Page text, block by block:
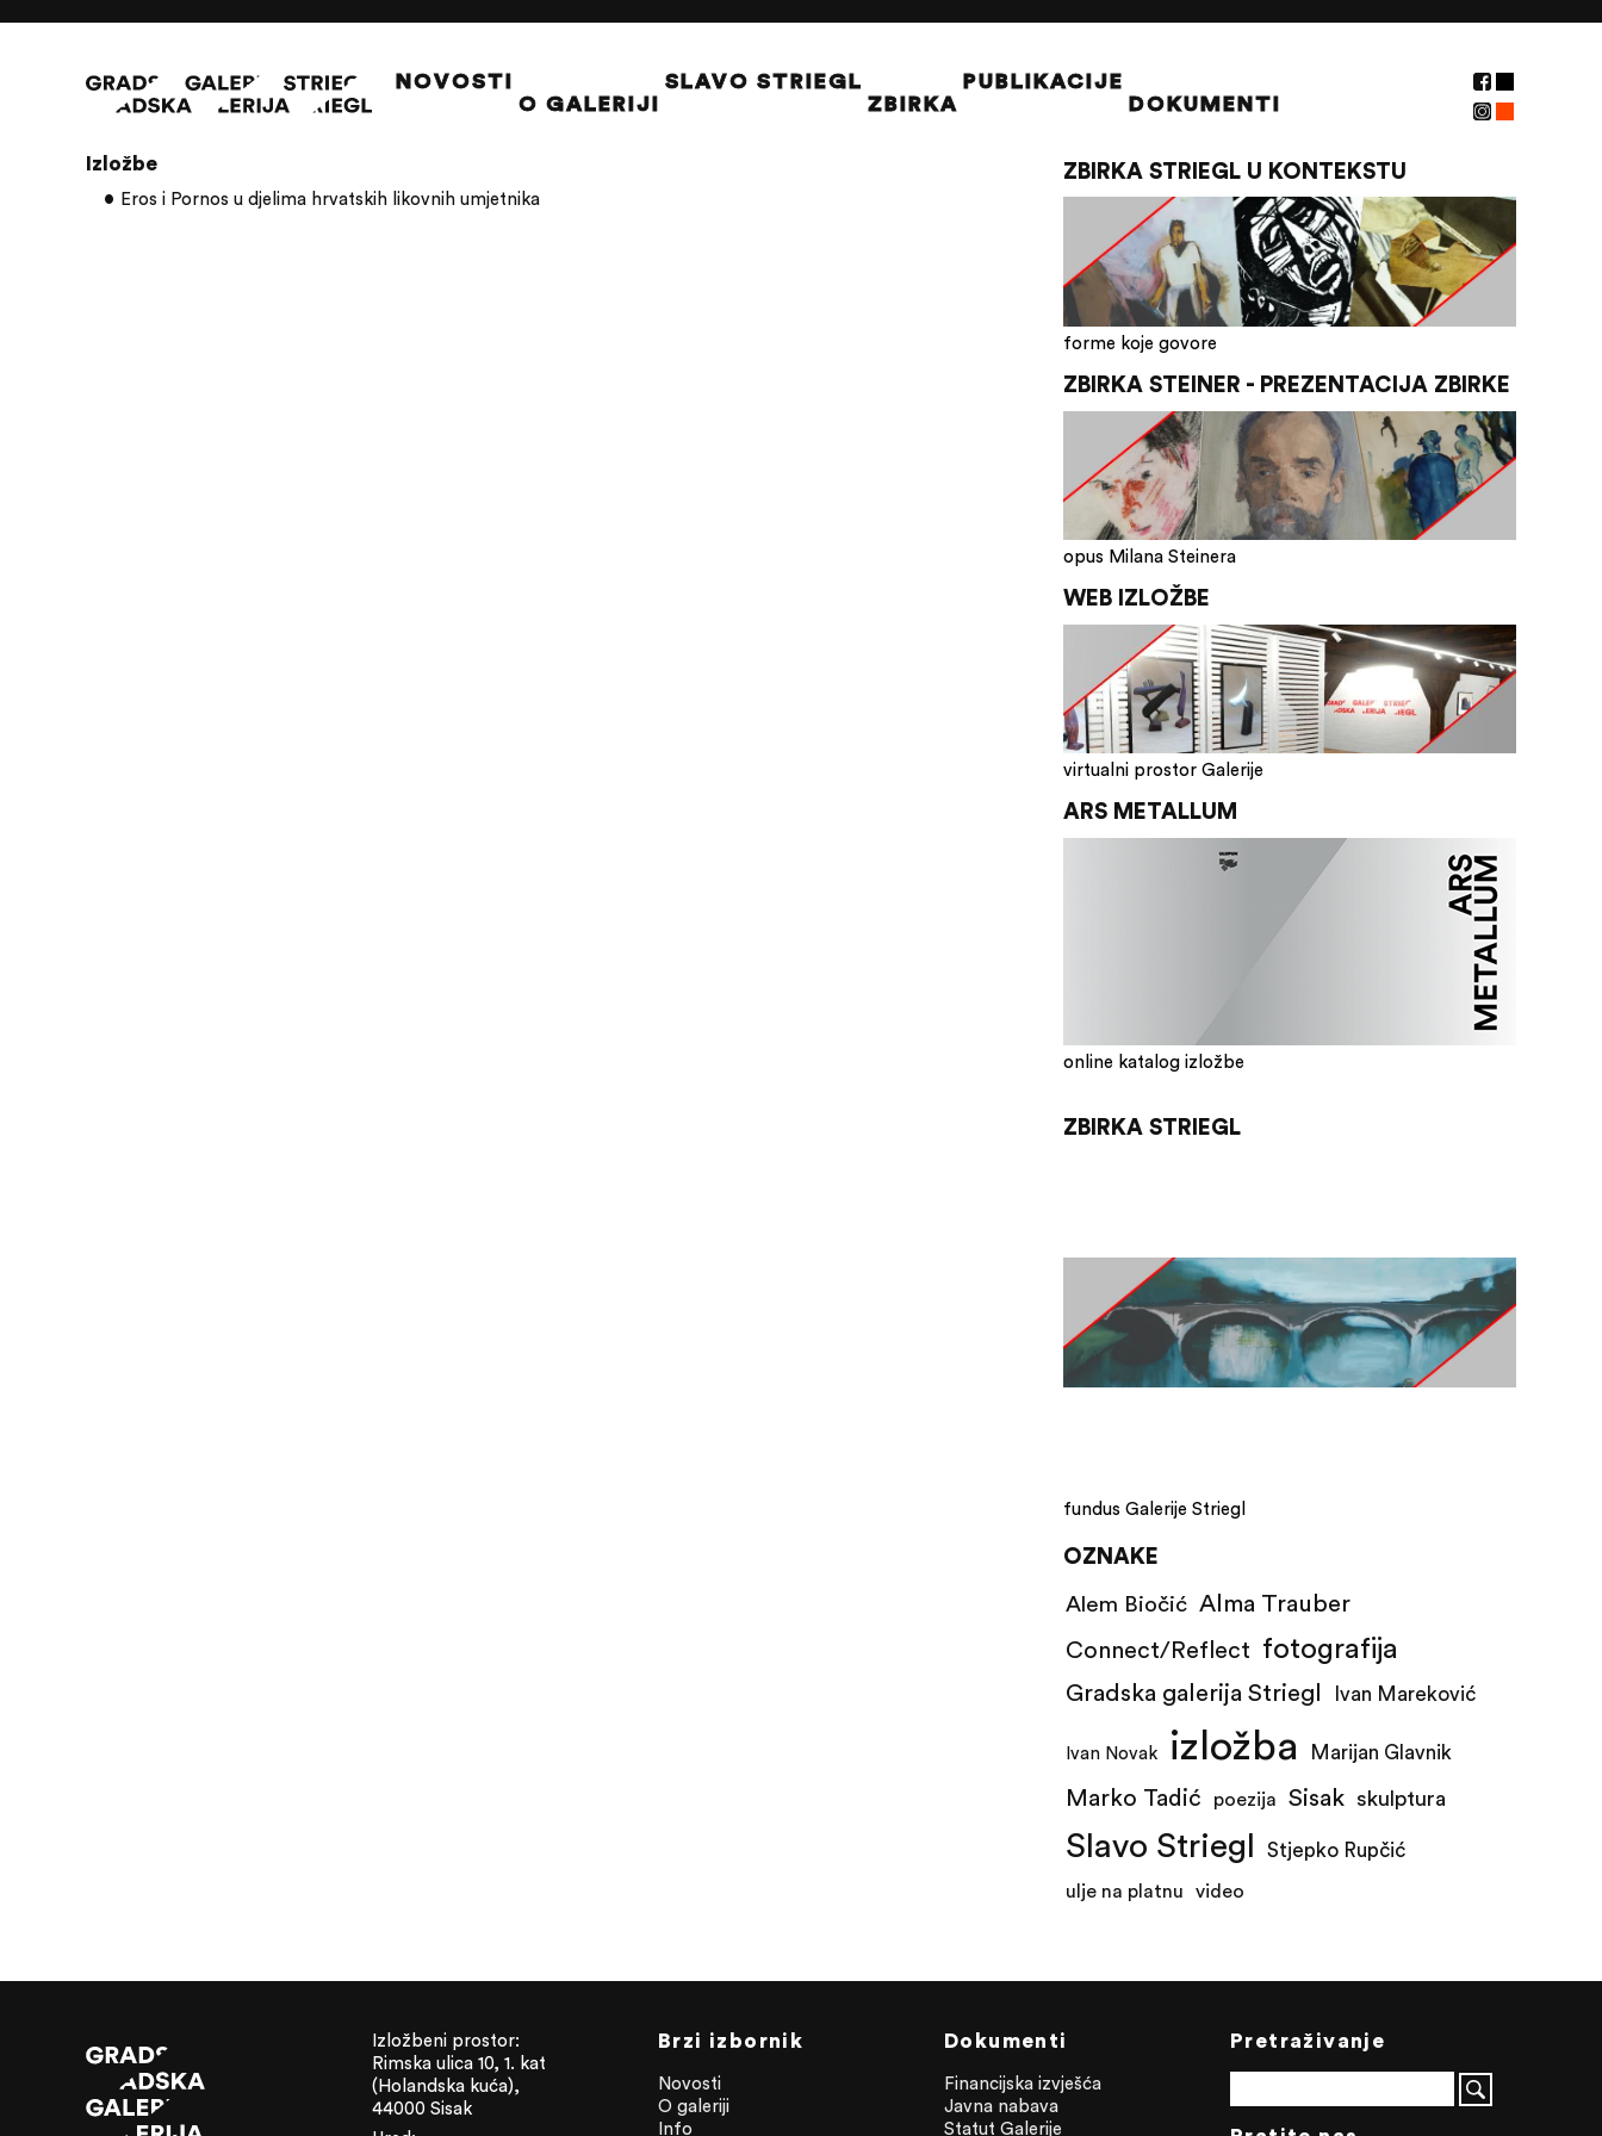
NOVOSTI
O GALERIJI
SLAVO STRIEGL
ZBIRKA
PUBLIKACIJE
DOKUMENTI
Izložbe
Eros i Pornos u djelima hrvatskih likovnih umjetnika
ZBIRKA STRIEGL U KONTEKSTU
forme koje govore
ZBIRKA STEINER - PREZENTACIJA ZBIRKE
opus Milana Steinera
WEB IZLOŽBE
virtualni prostor Galerije
ARS METALLUM
online katalog izložbe
ZBIRKA STRIEGL
fundus Galerije Striegl
OZNAKE
Alem Biočić Alma Trauber
Connect/Reflect fotografija
Gradska galerija Striegl Ivan Mareković
Ivan Novak izložba Marijan Glavnik
Marko Tadić poezija Sisak skulptura
Slavo Striegl Stjepko Rupčić
ulje na platnu video
Izložbeni prostor:
Rimska ulica 10, 1. kat
(Holandska kuća),
44000 Sisak
Brzi izbornik
Novosti
O galeriji
Info
Dokumenti
Financijska izvješća
Javna nabava
Statut Galerije
Pretraživanje